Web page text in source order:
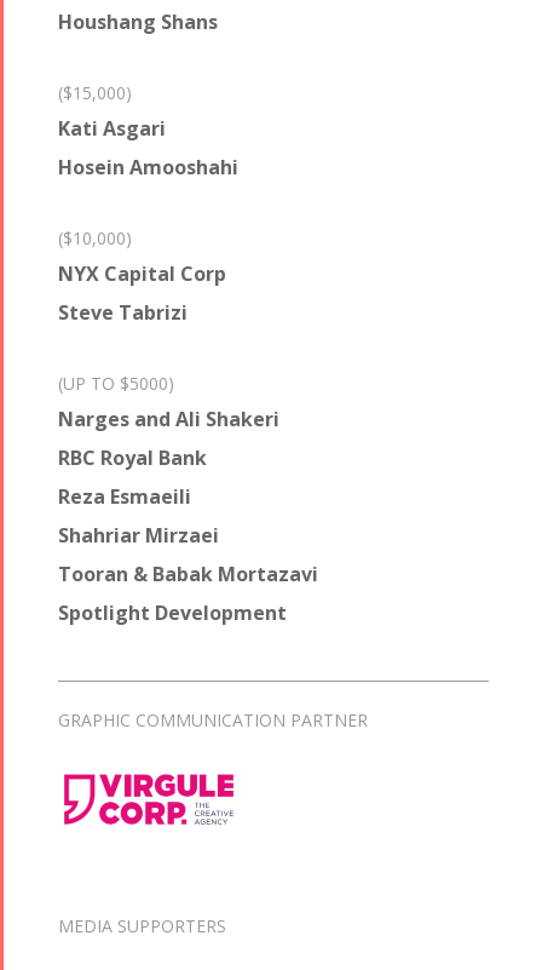
Houshang Shans
($15,000)
Kati Asgari
Hosein Amooshahi
($10,000)
NYX Capital Corp
Steve Tabrizi
(UP TO $5000)
Narges and Ali Shakeri
RBC Royal Bank
Reza Esmaeili
Shahriar Mirzaei
Tooran & Babak Mortazavi
Spotlight Development
GRAPHIC COMMUNICATION PARTNER
MEDIA SUPPORTERS